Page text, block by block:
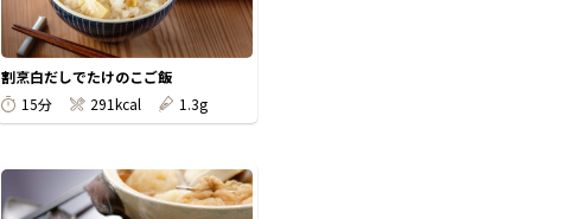
割烹白だしでたけのこご飯
15分
291kcal 1.3g